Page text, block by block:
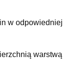
w odpowiedniej
warstwą